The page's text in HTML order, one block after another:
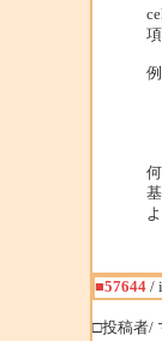
■57644/
□投稿者/